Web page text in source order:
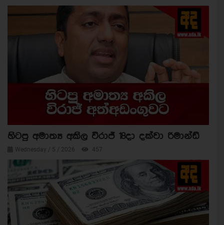
හිටපු අමාත්‍ය අකිල විරාජ් 18දා දක්වා රිමාන්ඩ්
Wednesday / 5 / 2026 457